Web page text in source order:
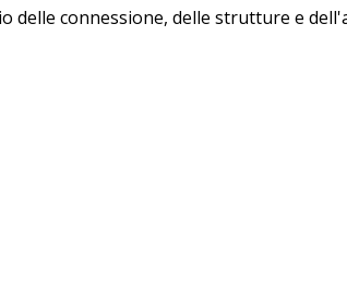
delle connessione, delle strutture e